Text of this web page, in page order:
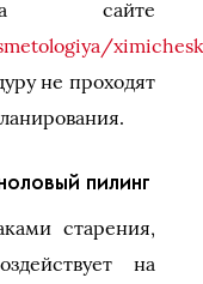
на сайте
не проходят
пилинг
старения,
на